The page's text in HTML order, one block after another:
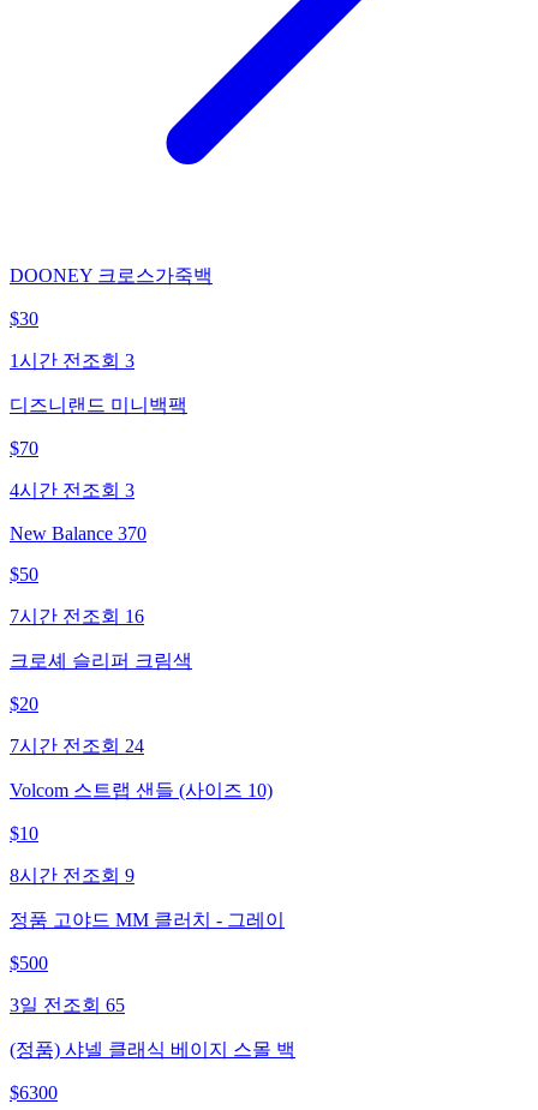
DOONEY 크로스가죽백
$30
1시간 전 조회 3
디즈니랜드 미니백팩
$70
4시간 전 조회 3
New Balance 370
$50
7시간 전 조회 16
크로셰 슬리퍼 크림색
$20
7시간 전 조회 24
Volcom 스트랩 샌들 (사이즈 10)
$10
8시간 전 조회 9
정품 고야드 MM 클러치 - 그레이
$500
3일 전 조회 65
(정품) 샤넬 클래식 베이지 스몰 백
$6300